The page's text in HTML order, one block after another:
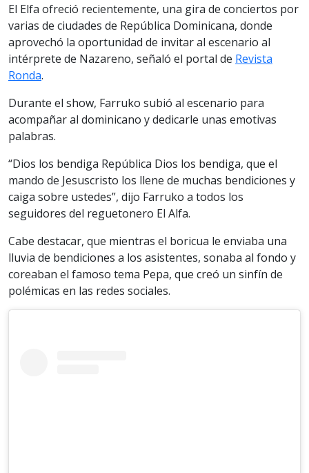
El Elfa ofreció recientemente, una gira de conciertos por
varias de ciudades de República Dominicana, donde
aprovechó la oportunidad de invitar al escenario al
intérprete de Nazareno, señaló el portal de Revista
Ronda.
Durante el show, Farruko subió al escenario para
acompañar al dominicano y dedicarle unas emotivas
palabras.
“Dios los bendiga República Dios los bendiga, que el
mando de Jesuscristo los llene de muchas bendiciones y
caiga sobre ustedes”, dijo Farruko a todos los
seguidores del reguetonero El Alfa.
Cabe destacar, que mientras el boricua le enviaba una
lluvia de bendiciones a los asistentes, sonaba al fondo y
coreaban el famoso tema Pepa, que creó un sinfín de
polémicas en las redes sociales.